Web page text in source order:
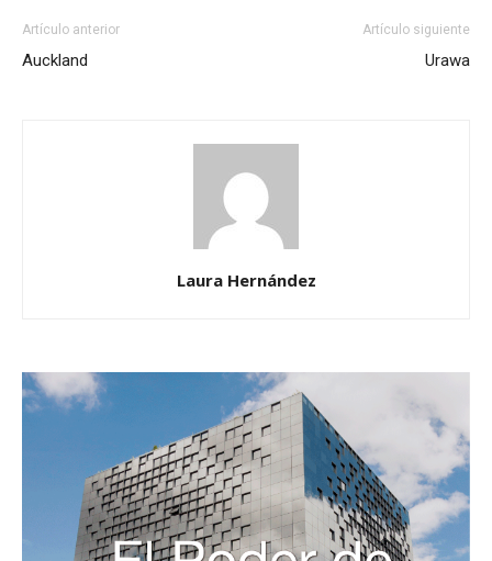
Artículo anterior
Auckland
Artículo siguiente
Urawa
Laura Hernández